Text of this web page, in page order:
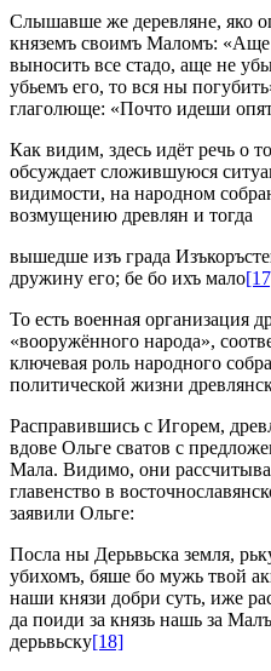
Слышавше же деревляне, яко
княземъ своимъ Маломъ: «Аще
выносить все стадо, аще не
убьемъ его, то вся ны
глаголюще: «Почто идеши
Как видим, здесь идёт речь о
обсуждает сложившуюся
видимости, на народном
возмущению древлян и тогда
вышедше изъ града
дружину его; бе бо ихъ мало
То есть военная организация
«вооружённого народа»,
ключевая роль народного
политической жизни
Расправившись с Игорем,
вдове Ольге сватов с
Мала. Видимо, они
главенство в
заявили Ольге:
Посла ны Дерьвьска земля,
убихомъ, бяше бо мужь твой
наши князи добри суть, иже
да поиди за князь нашь за
дерьвьску[18]